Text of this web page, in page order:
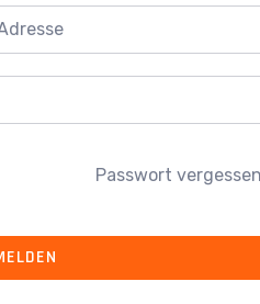
Passwort